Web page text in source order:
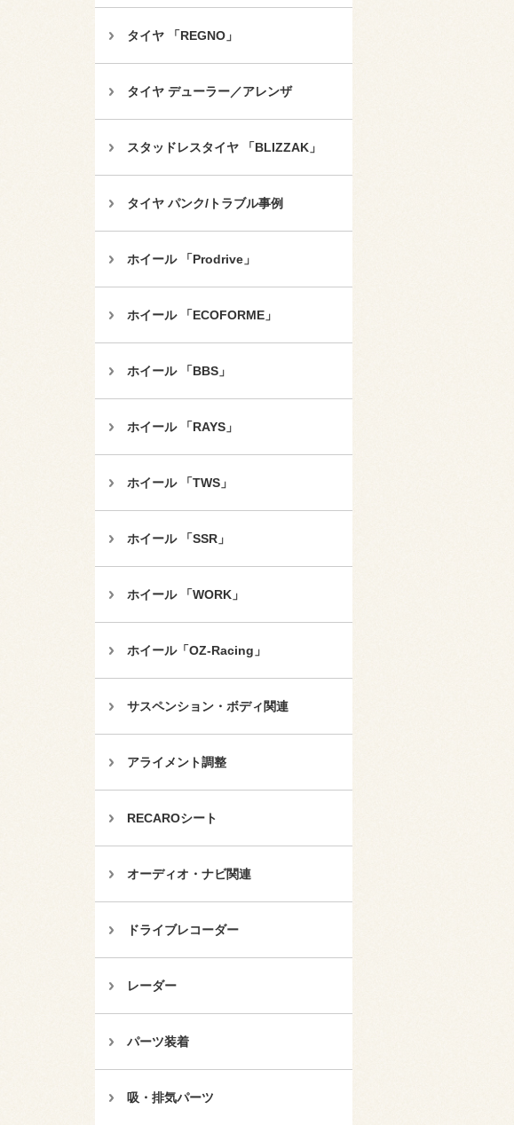
タイヤ 「REGNO」
タイヤ デューラー／アレンザ
スタッドレスタイヤ 「BLIZZAK」
タイヤ パンク/トラブル事例
ホイール 「Prodrive」
ホイール 「ECOFORME」
ホイール 「BBS」
ホイール 「RAYS」
ホイール 「TWS」
ホイール 「SSR」
ホイール 「WORK」
ホイール「OZ-Racing」
サスペンション・ボディ関連
アライメント調整
RECAROシート
オーディオ・ナビ関連
ドライブレコーダー
レーダー
パーツ装着
吸・排気パーツ